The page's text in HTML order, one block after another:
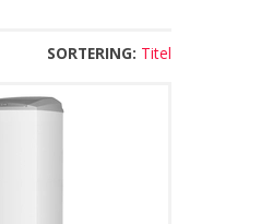
SORTERING: Titel